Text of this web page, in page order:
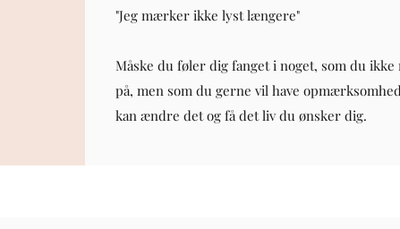
"Jeg mærker ikke lyst længere"
Måske du føler dig fanget i noget, som du
på, men som du gerne vil have
kan ændre det og få det liv du ønsker dig.